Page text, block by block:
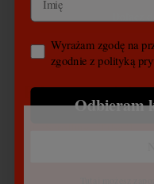
Polecane
Wyrażam zgodę na
zgodnie z polityką
Odbieram